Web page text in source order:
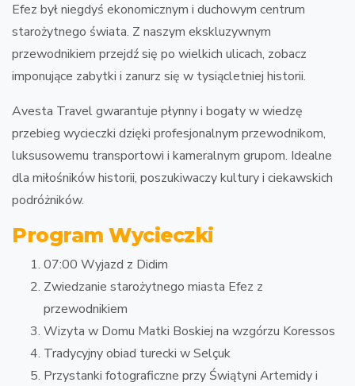
Efez był niegdyś ekonomicznym i duchowym centrum
starożytnego świata. Z naszym ekskluzywnym
przewodnikiem przejdź się po wielkich ulicach, zobacz
imponujące zabytki i zanurz się w tysiącletniej historii.
Avesta Travel gwarantuje płynny i bogaty w wiedzę
przebieg wycieczki dzięki profesjonalnym przewodnikom,
luksusowemu transportowi i kameralnym grupom. Idealne
dla miłośników historii, poszukiwaczy kultury i ciekawskich
podróżników.
Program Wycieczki
07:00 Wyjazd z Didim
Zwiedzanie starożytnego miasta Efez z
przewodnikiem
Wizyta w Domu Matki Boskiej na wzgórzu Koressos
Tradycyjny obiad turecki w Selçuk
Przystanki fotograficzne przy Świątyni Artemidy i